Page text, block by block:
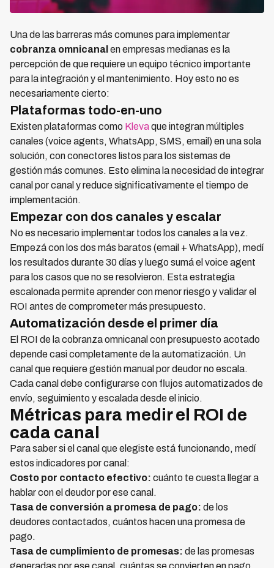
Una de las barreras más comunes para implementar
cobranza omnicanal en empresas medianas es la
percepción de que requiere un equipo técnico importante
para la integración y el mantenimiento. Hoy esto no es
necesariamente cierto:
Plataformas todo-en-uno
Existen plataformas como Klevaque integran múltiples
canales (voice agents, WhatsApp, SMS, email) en una sola
solución, con conectores listos para los sistemas de
gestión más comunes. Esto elimina la necesidad de integrar
canal por canal y reduce significativamente el tiempo de
implementación.
Empezar con dos canales y escalar
No es necesario implementar todos los canales a la vez.
Empezá con los dos más baratos (email + WhatsApp), medí
los resultados durante 30 días y luego sumá el voice agent
para los casos que no se resolvieron. Esta estrategia
escalonada permite aprender con menor riesgo y validar el
ROI antes de comprometer más presupuesto.
Automatización desde el primer día
El ROI de la cobranza omnicanal con presupuesto acotado
depende casi completamente de la automatización. Un
canal que requiere gestión manual por deudor no escala.
Cada canal debe configurarse con flujos automatizados de
envío, seguimiento y escalada desde el inicio.
Métricas para medir el ROI de
cada canal
Para saber si el canal que elegiste está funcionando, medí
estos indicadores por canal:
Costo por contacto efectivo: cuánto te cuesta llegar a
hablar con el deudor por ese canal.
Tasa de conversión a promesa de pago: de los
deudores contactados, cuántos hacen una promesa de
pago.
Tasa de cumplimiento de promesas: de las promesas